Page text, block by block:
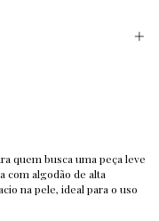
quem busca uma peça leve
com algodão de alta
na pele, ideal para o uso